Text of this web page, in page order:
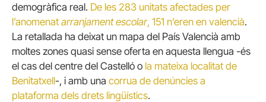
demogràfica real. De les 283 unitats afectades per
l’anomenat arranjament escolar, 151 n’eren en valencià.
La retallada ha deixat un mapa del País Valencià amb
moltes zones quasi sense oferta en aquesta llengua -és
el cas del centre del Castelló o la mateixa localitat de
Benitatxell-, i amb una corrua de denúncies a
plataforma dels drets lingüístics.